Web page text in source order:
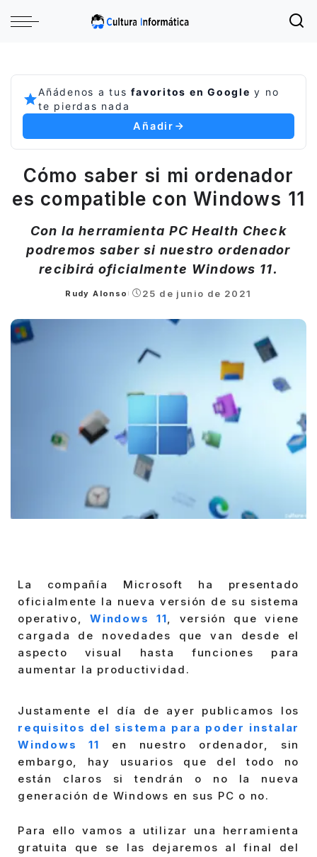
Añádenos a tusfavoritos en Google y no
te pierdas nada
Añadir
Cómo saber si mi ordenador
es compatible con Windows 11
Con la herramienta PC Health Check
podremos saber si nuestro ordenador
recibirá oficialmente Windows 11.
Posted
Rudy Alonso 25 de junio de 2021
La compañía Microsoft ha presentado
oficialmente la nueva versión de su sistema
operativo,Windows 11, versión que viene
cargada de novedades que van desde el
aspecto visual hasta funciones para
aumentar la productividad.
Justamente el día de ayer publicamos los
requisitos del sistema para poder instalar
Windows 11
en nuestro ordenador, sin
embargo, hay usuarios que del todo no
están claros si tendrán o no la nueva
generación de Windows en sus PC o no.
Para ello vamos a utilizar una herramienta
gratuita que se las dejaremos al final del